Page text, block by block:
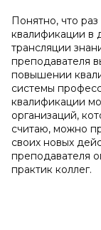
Понятно, что
квалификации в
трансляции
преподавателя
повышении
системы
квалификации
организаций,
считаю, можно
своих новых
преподавателя
практик коллег.